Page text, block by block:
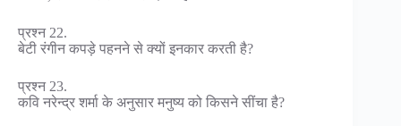
प्रश्न 22.
बेटी रंगीन कपड़े पहनने से क्यों इनकार करती है?
प्रश्न 23.
कवि नरेन्द्र शर्मा के अनुसार मनुष्य को किसने सींचा है?